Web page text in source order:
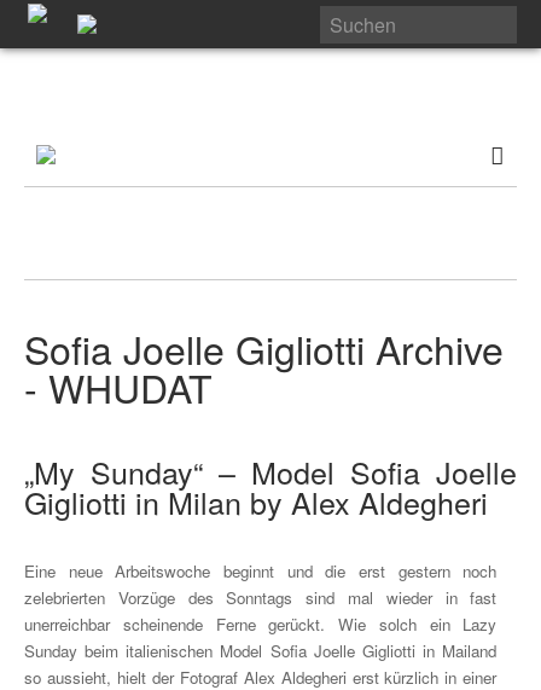
Sofia Joelle Gigliotti Archive
- WHUDAT
„My Sunday“ – Model Sofia Joelle
Gigliotti in Milan by Alex Aldegheri
Eine neue Arbeitswoche beginnt und die erst gestern noch
zelebrierten Vorzüge des Sonntags sind mal wieder in fast
unerreichbar scheinende Ferne gerückt. Wie solch ein Lazy
Sunday beim italienischen Model Sofia Joelle Gigliotti in Mailand
so aussieht, hielt der Fotograf Alex Aldegheri erst kürzlich in einer